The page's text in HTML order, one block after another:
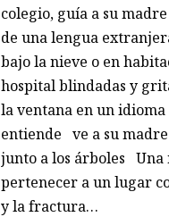
colegio, guía a su
de una lengua
bajo la nieve o en
hospital blindadas y
la ventana en un
entiende ve a su
junto a los árboles Una
pertenecer a un lugar
y la fractura…